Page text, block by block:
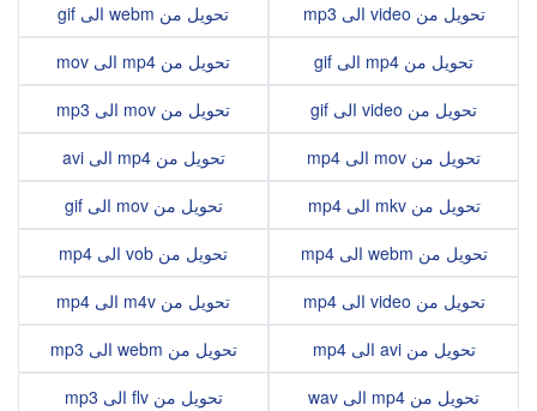
تحويل من video الى mp3
تحويل من mp4 الى gif
تحويل من video الى gif
تحويل من mov الى mp4
تحويل من mkv الى mp4
تحويل من webm الى mp4
تحويل من video الى mp4
تحويل من avi الى mp4
تحويل من mp4 الى wav
تحويل من webm الى gif
تحويل من mp4 الى mov
تحويل من mov الى mp3
تحويل من mp4 الى avi
تحويل من mov الى gif
تحويل من vob الى mp4
تحويل من m4v الى mp4
تحويل من webm الى mp3
تحويل من flv الى mp3